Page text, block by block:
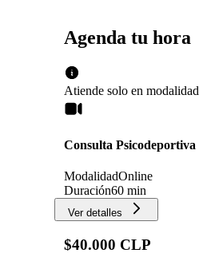
Agenda tu hora
Atiende solo en modalidad
Consulta Psicodeportiva
ModalidadOnline
Duración60 min
Ver detalles
$40.000 CLP